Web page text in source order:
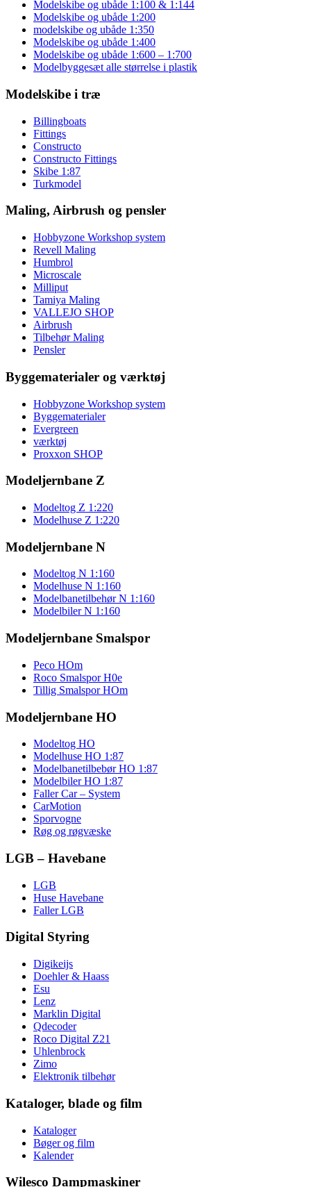
Modelskibe og ubåde 1:100 & 1:144
Modelskibe og ubåde 1:200
modelskibe og ubåde 1:350
Modelskibe og ubåde 1:400
Modelskibe og ubåde 1:600 – 1:700
Modelbyggesæt alle størrelse i plastik
Modelskibe i træ
Billingboats
Fittings
Constructo
Constructo Fittings
Skibe 1:87
Turkmodel
Maling, Airbrush og pensler
Hobbyzone Workshop system
Revell Maling
Humbrol
Microscale
Milliput
Tamiya Maling
VALLEJO SHOP
Airbrush
Tilbehør Maling
Pensler
Byggematerialer og værktøj
Hobbyzone Workshop system
Byggematerialer
Evergreen
værktøj
Proxxon SHOP
Modeljernbane Z
Modeltog Z 1:220
Modelhuse Z 1:220
Modeljernbane N
Modeltog N 1:160
Modelhuse N 1:160
Modelbanetilbehør N 1:160
Modelbiler N 1:160
Modeljernbane Smalspor
Peco HOm
Roco Smalspor H0e
Tillig Smalspor HOm
Modeljernbane HO
Modeltog HO
Modelhuse HO 1:87
Modelbanetilbebør HO 1:87
Modelbiler HO 1:87
Faller Car – System
CarMotion
Sporvogne
Røg og røgvæske
LGB – Havebane
LGB
Huse Havebane
Faller LGB
Digital Styring
Digikeijs
Doehler & Haass
Esu
Lenz
Marklin Digital
Qdecoder
Roco Digital Z21
Uhlenbrock
Zimo
Elektronik tilbehør
Kataloger, blade og film
Kataloger
Bøger og film
Kalender
Wilesco Dampmaskiner